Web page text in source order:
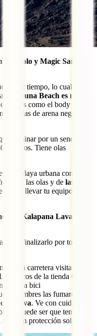
– Kiholo y Magic Sands
mejor tiempo, lo cual es
Hapuna Beach es muy
como el body board.
calas de arena negra
caminar por un sendero en
minutos. Tiene olas
una playa urbana con más
de las olas y de las
llevar tu equipo de
por Kalapana Lava
que finalizarlo por todo lo
de la carretera visita uno
chicos de la tienda te
con la bici
vislumbres las fumarolas.
la lava. Ve con cuidado de
puede ser que tengas
protección solar.